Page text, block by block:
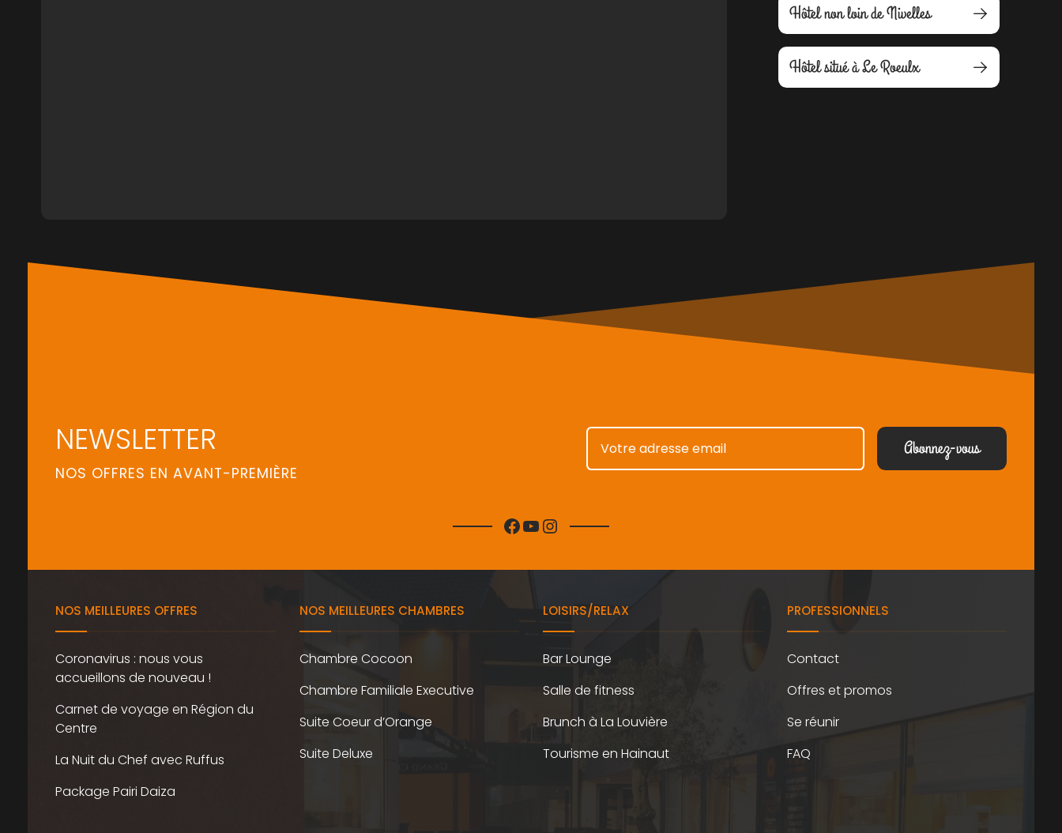
Hôtel non loin de Nivelles
Hôtel situé à Le Roeulx
NEWSLETTER
NOS OFFRES EN AVANT-PREMIÈRE
Facebook
YouTube
Instagram
NOS MEILLEURES OFFRES
Coronavirus : nous vous
accueillons de nouveau !
Carnet de voyage en Région du
Centre
La Nuit du Chef avec Ruffus
Package Pairi Daiza
NOS MEILLEURES CHAMBRES
Chambre Cocoon
Chambre Familiale Executive
Suite Coeur d’Orange
Suite Deluxe
LOISIRS/RELAX
Bar Lounge
Salle de fitness
Brunch à La Louvière
Tourisme en Hainaut
PROFESSIONNELS
Contact
Offres et promos
Se réunir
FAQ